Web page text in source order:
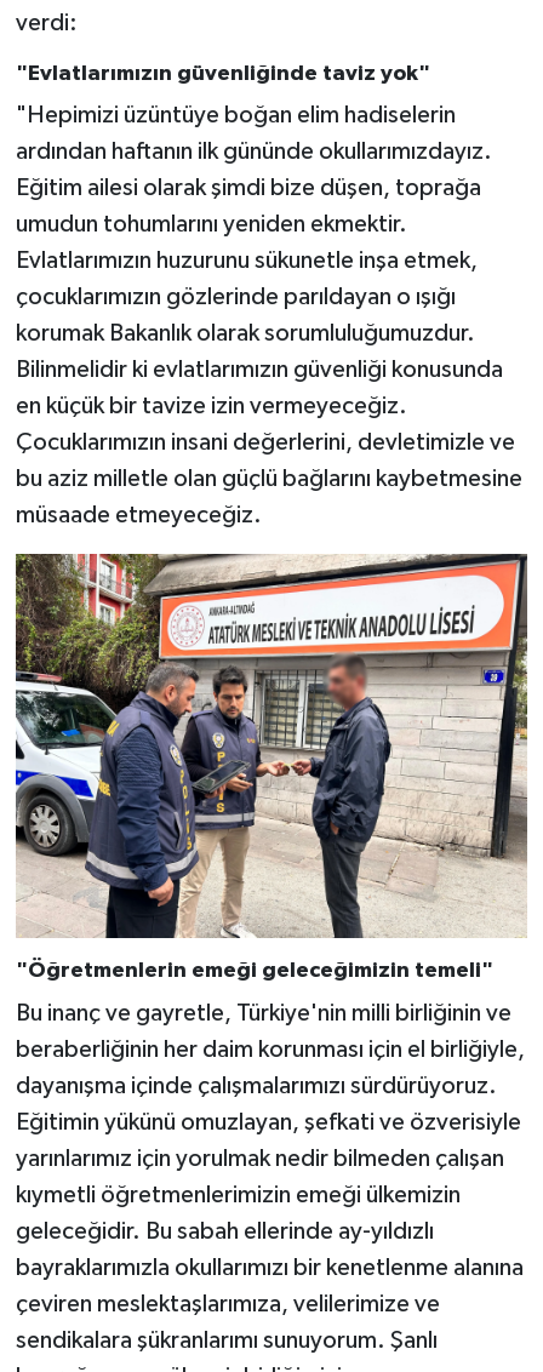
verdi:
"Evlatlarımızın güvenliğinde taviz yok"
"Hepimizi üzüntüye boğan elim hadiselerin
ardından haftanın ilk gününde okullarımızdayız.
Eğitim ailesi olarak şimdi bize düşen, toprağa
umudun tohumlarını yeniden ekmektir.
Evlatlarımızın huzurunu sükunetle inşa etmek,
çocuklarımızın gözlerinde parıldayan o ışığı
korumak Bakanlık olarak sorumluluğumuzdur.
Bilinmelidir ki evlatlarımızın güvenliği konusunda
en küçük bir tavize izin vermeyeceğiz.
Çocuklarımızın insani değerlerini, devletimizle ve
bu aziz milletle olan güçlü bağlarını kaybetmesine
müsaade etmeyeceğiz.
"Öğretmenlerin emeği geleceğimizin temeli"
Bu inanç ve gayretle, Türkiye'nin milli birliğinin ve
beraberliğinin her daim korunması için el birliğiyle,
dayanışma içinde çalışmalarımızı sürdürüyoruz.
Eğitimin yükünü omuzlayan, şefkati ve özverisiyle
yarınlarımız için yorulmak nedir bilmeden çalışan
kıymetli öğretmenlerimizin emeği ülkemizin
geleceğidir. Bu sabah ellerinde ay-yıldızlı
bayraklarımızla okullarımızı bir kenetlenme alanına
çeviren meslektaşlarımıza, velilerimize ve
sendikalara şükranlarımı sunuyorum. Şanlı